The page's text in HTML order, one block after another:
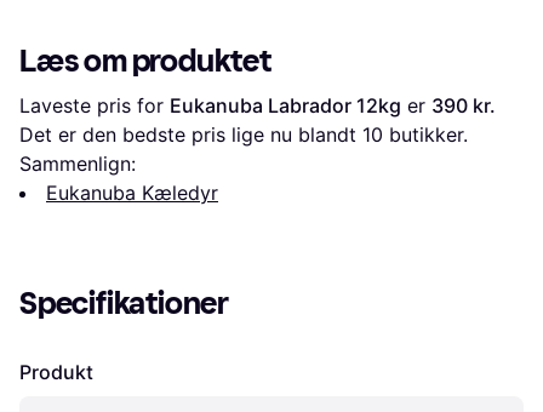
Læs om produktet
Laveste pris for Eukanuba Labrador 12kg er 390 kr.
Det er den bedste pris lige nu blandt 10 butikker.
Sammenlign:
Eukanuba Kæledyr
Specifikationer
Produkt